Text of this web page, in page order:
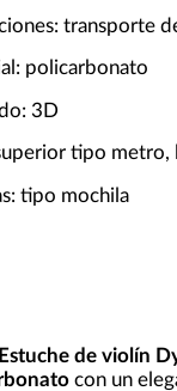
transporte
policarbonato
3D
tipo metro,
tipo mochila
de violín
con un